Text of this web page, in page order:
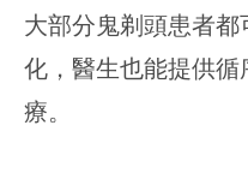
大部分鬼剃頭患者
化，醫生也能提供
療。